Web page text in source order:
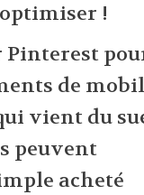
!
Pinterest
de
vient du
peuvent
acheté